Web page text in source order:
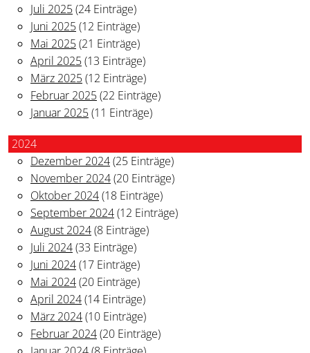
Juli 2025(24 Einträge)
Juni 2025(12 Einträge)
Mai 2025(21 Einträge)
April 2025(13 Einträge)
März 2025(12 Einträge)
Februar 2025(22 Einträge)
Januar 2025(11 Einträge)
2024
Dezember 2024(25 Einträge)
November 2024(20 Einträge)
Oktober 2024(18 Einträge)
September 2024(12 Einträge)
August 2024(8 Einträge)
Juli 2024(33 Einträge)
Juni 2024(17 Einträge)
Mai 2024(20 Einträge)
April 2024(14 Einträge)
März 2024(10 Einträge)
Februar 2024(20 Einträge)